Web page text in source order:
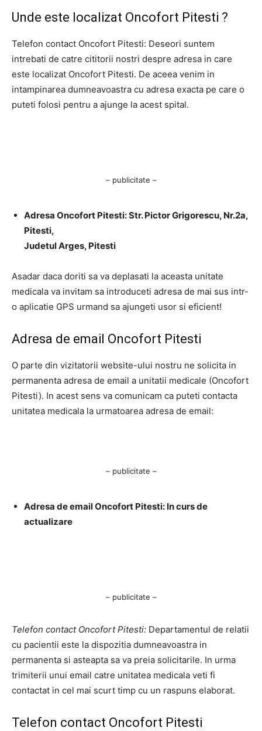
Unde este localizat Oncofort Pitesti ?
Telefon contact Oncofort Pitesti: Deseori suntem
intrebati de catre cititorii nostri despre adresa in care
este localizat Oncofort Pitesti. De aceea venim in
intampinarea dumneavoastra cu adresa exacta pe care o
puteti folosi pentru a ajunge la acest spital.
– publicitate –
Adresa Oncofort Pitesti: Str. Pictor Grigorescu, Nr.2a,
Pitesti,
Judetul Arges, Pitesti
Asadar daca doriti sa va deplasati la aceasta unitate
medicala va invitam sa introduceti adresa de mai sus intr-
o aplicatie GPS urmand sa ajungeti usor si eficient!
Adresa de email Oncofort Pitesti
O parte din vizitatorii website-ului nostru ne solicita in
permanenta adresa de email a unitatii medicale (Oncofort
Pitesti). In acest sens va comunicam ca puteti contacta
unitatea medicala la urmatoarea adresa de email:
– publicitate –
Adresa de email Oncofort Pitesti: In curs de
actualizare
– publicitate –
Telefon contact Oncofort Pitesti: Departamentul de relatii
cu pacientii este la dispozitia dumneavoastra in
permanenta si asteapta sa va preia solicitarile. In urma
trimiterii unui email catre unitatea medicala veti fi
contactat in cel mai scurt timp cu un raspuns elaborat.
Telefon contact Oncofort Pitesti